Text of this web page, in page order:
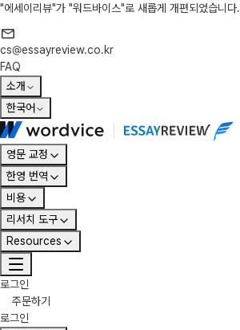
"에세이리뷰"가 "워드바이스"로 새롭게 개편되었습니다.
cs@essayreview.co.kr
FAQ
소개
한국어
영문 교정
한영 번역
비용
리서치 도구
Resources
로그인
주문하기
로그인